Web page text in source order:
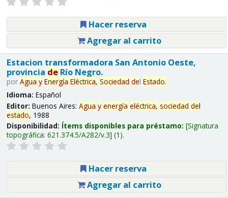
Hacer reserva
Agregar al carrito
Estacion transformadora San Antonio Oeste,
provincia deRío Negro.
por Agua y Energía Eléctrica, Sociedad del Estado.
Idioma: Español
Editor: Buenos Aires: Agua y energía eléctrica, sociedad del
estado, 1988
Disponibilidad: Ítems disponibles para préstamo: Signatura
topográfica: 621.374.5/A282/v.3 (1).
Hacer reserva
Agregar al carrito